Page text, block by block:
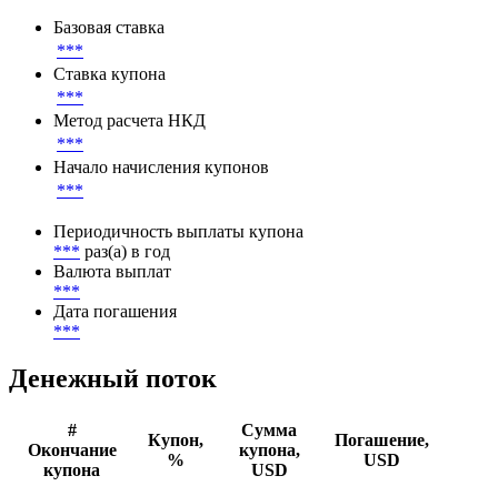
Базовая ставка
***
Ставка купона
***
Метод расчета НКД
***
Начало начисления купонов
***
Периодичность выплаты купона
*** раз(а) в год
Валюта выплат
***
Дата погашения
***
Денежный поток
#
Окончание
купона
Купон,
%
Сумма
купона,
USD
Погашение,
USD